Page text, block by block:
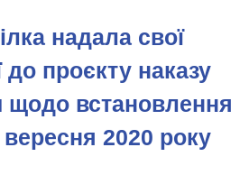
надала свої
до проєкту наказу
щодо встановлення
2020 року